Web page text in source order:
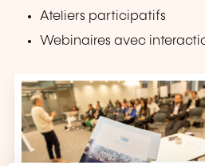
Ateliers participatifs
Webinaires avec